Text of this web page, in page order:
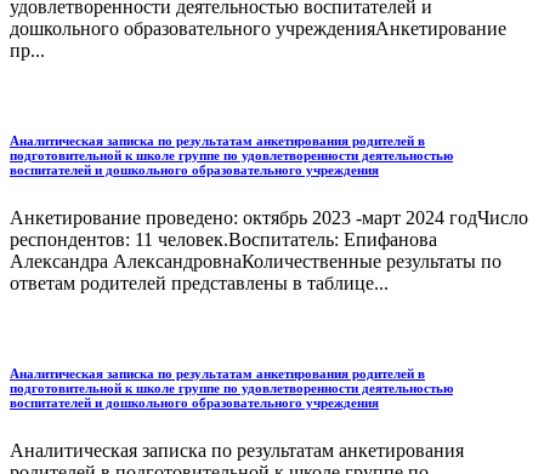
удовлетворенности деятельностью воспитателей и
дошкольного образовательного учрежденияАнкетирование
пр...
Аналитическая записка по результатам анкетирования родителей в
подготовительной к школе группе по удовлетворенности деятельностью
воспитателей и дошкольного образовательного учреждения
Анкетирование проведено: октябрь 2023 -март 2024 годЧисло
респондентов: 11 человек.Воспитатель: Епифанова
Александра АлександровнаКоличественные результаты по
ответам родителей представлены в таблице...
Аналитическая записка по результатам анкетирования родителей в
подготовительной к школе группе по удовлетворенности деятельностью
воспитателей и дошкольного образовательного учреждения
Аналитическая записка по результатам анкетирования